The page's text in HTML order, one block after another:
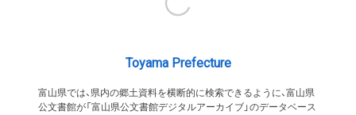
Toyama Prefecture
富山県では、県内の郷土資料を横断的に検索できるように、富山県
公文書館が「富山県公文書館デジタルアーカイブ」のデータベース